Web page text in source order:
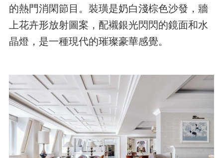
的熱門消閑節目。裝璜是奶白淺棕色沙發，牆
上花卉形放射圖案，配襯銀光閃閃的鏡面和水
晶燈，是一種現代的璀璨豪華感覺。